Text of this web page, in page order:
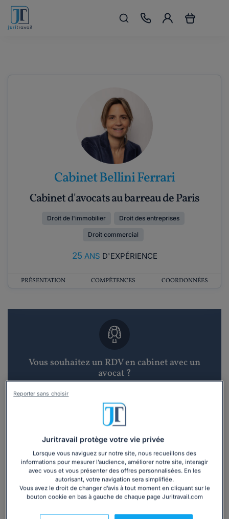
Cabinet Bellini Ferrari
Cabinet d'avocats au barreau de Paris
Droit de l'immobilier Droit des entreprises
Droit commercial
25 ANS D'EXPÉRIENCE
PRÉSENTATION COMPÉTENCES COORDONNÉES
Vous souhaitez un RDV en cabinet avec un
avocat ?
Recevoir des devis d'avocats
3 devis en 48h
Vous souhaitez une consultation par
téléphone ?
Juritravail protège votre vie privée
Lorsque vous naviguez sur notre site, nous recueillons des
informations pour mesurer l’audience, améliorer notre site, interagir
avec vous et vous présenter des offres personnalisées. En les
autorisant, votre navigation sera simplifiée.
Vous avez le droit de changer d’avis à tout moment en cliquant sur le
bouton cookie en bas à gauche de chaque page Juritravail.com
Reporter sans choisir